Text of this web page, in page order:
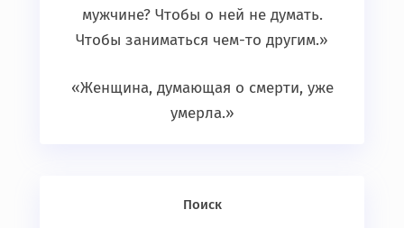
мужчине? Чтобы о ней не думать.
Чтобы заниматься чем-то другим.»
«Женщина, думающая о смерти, уже
умерла.»
Поиск